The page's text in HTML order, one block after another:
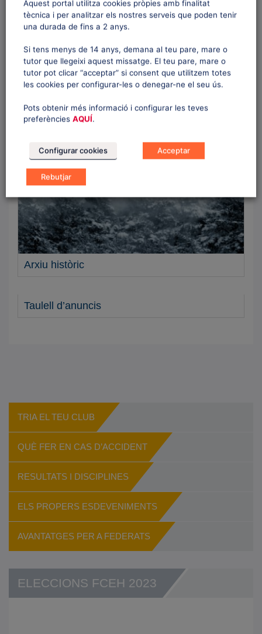
Pla estratègic
Contacte
Arxiu històric
Taulell d’anuncis
TRIA EL TEU CLUB
QUÈ FER EN CAS D’ACCIDENT
RESULTATS I DISCIPLINES
ELS PROPERS ESDEVENIMENTS
AVANTATGES PER A FEDERATS
ELECCIONS FCEH 2023
Aquest portal utilitza cookies pròpies amb finalitat
tècnica i per analitzar els nostres serveis que poden tenir
una durada de fins a 2 anys.
Si tens menys de 14 anys, demana al teu pare, mare o
tutor que llegeixi aquest missatge. El teu pare, mare o
tutor pot clicar “acceptar” si consent que utilitzem totes
les cookies per configurar-les o denegar-ne el seu ús.
Pots obtenir més informació i configurar les teves
preferències AQUÍ.
Configurar cookies Acceptar
Rebutjar